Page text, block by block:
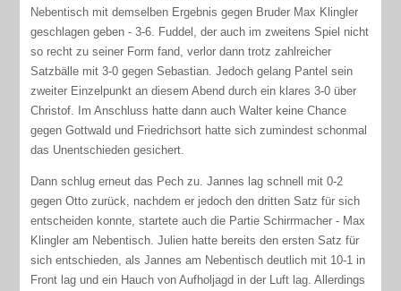
Nebentisch mit demselben Ergebnis gegen Bruder Max Klingler
geschlagen geben - 3-6. Fuddel, der auch im zweitens Spiel nicht
so recht zu seiner Form fand, verlor dann trotz zahlreicher
Satzbälle mit 3-0 gegen Sebastian. Jedoch gelang Pantel sein
zweiter Einzelpunkt an diesem Abend durch ein klares 3-0 über
Christof. Im Anschluss hatte dann auch Walter keine Chance
gegen Gottwald und Friedrichsort hatte sich zumindest schonmal
das Unentschieden gesichert.
Dann schlug erneut das Pech zu. Jannes lag schnell mit 0-2
gegen Otto zurück, nachdem er jedoch den dritten Satz für sich
entscheiden konnte, startete auch die Partie Schirrmacher - Max
Klingler am Nebentisch. Julien hatte bereits den ersten Satz für
sich entschieden, als Jannes am Nebentisch deutlich mit 10-1 in
Front lag und ein Hauch von Aufholjagd in der Luft lag. Allerdings